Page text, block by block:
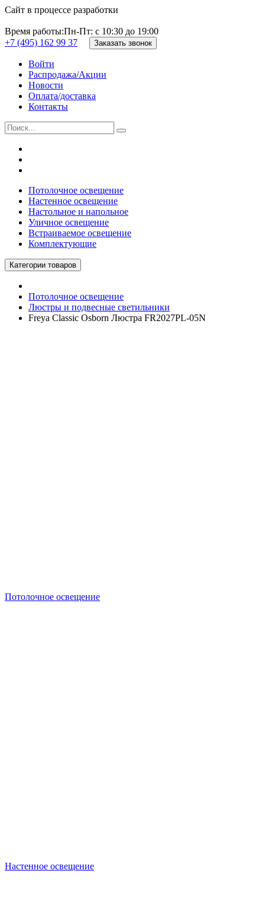
Сайт в процессе разработки
Время работы:Пн-Пт: с 10:30 до 19:00
+7 (495) 162 99 37
Заказать звонок
Войти
Распродажа/Акции
Новости
Оплата/доставка
Контакты
Потолочное освещение
Настенное освещение
Настольное и напольное
Уличное освещение
Встраиваемое освещение
Комплектующие
Категории товаров
Потолочное освещение
Люстры и подвесные светильники
Freya Classic Osborn Люстра FR2027PL-05N
Потолочное освещение
Настенное освещение